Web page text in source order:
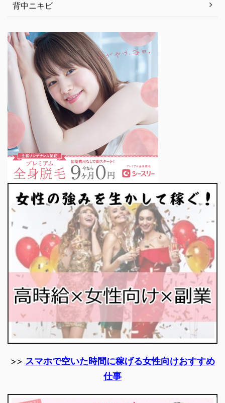
背中ニキビ
>> スマホで空いた時間に稼げる女性向けおすすめ
仕事